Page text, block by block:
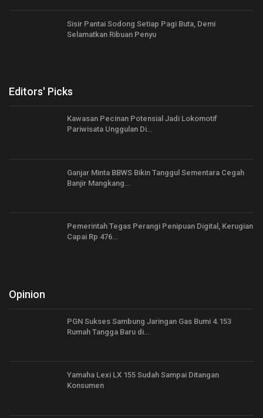
Sisir Pantai Sodong Setiap Pagi Buta, Demi
Selamatkan Ribuan Penyu
Editors' Picks
Kawasan Pecinan Potensial Jadi Lokomotif
Pariwisata Unggulan Di…
Ganjar Minta BBWS Bikin Tanggul Sementara Cegah
Banjir Mangkang…
Pemerintah Tegas Perangi Penipuan Digital, Kerugian
Capai Rp 476…
Opinion
PGN Sukses Sambung Jaringan Gas Bumi 4.153
Rumah Tangga Baru di…
Yamaha Lexi LX 155 Sudah Sampai Ditangan
Konsumen